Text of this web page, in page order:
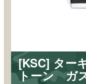
[KSC] ター
トーン ガ